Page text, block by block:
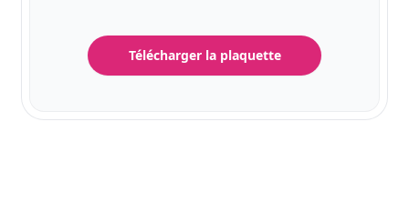
Télécharger la plaquette